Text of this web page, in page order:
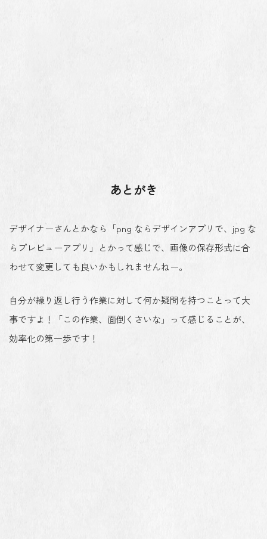
あとがき
デザイナーさんとかなら「png ならデザインアプリで、jpg な
らプレビューアプリ」とかって感じで、画像の保存形式に合
わせて変更しても良いかもしれませんねー。
自分が繰り返し行う作業に対して何か疑問を持つことって大
事ですよ！「この作業、面倒くさいな」って感じることが、
効率化の第一歩です！